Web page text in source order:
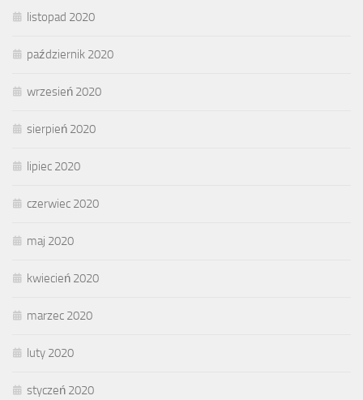
listopad 2020
październik 2020
wrzesień 2020
sierpień 2020
lipiec 2020
czerwiec 2020
maj 2020
kwiecień 2020
marzec 2020
luty 2020
styczeń 2020